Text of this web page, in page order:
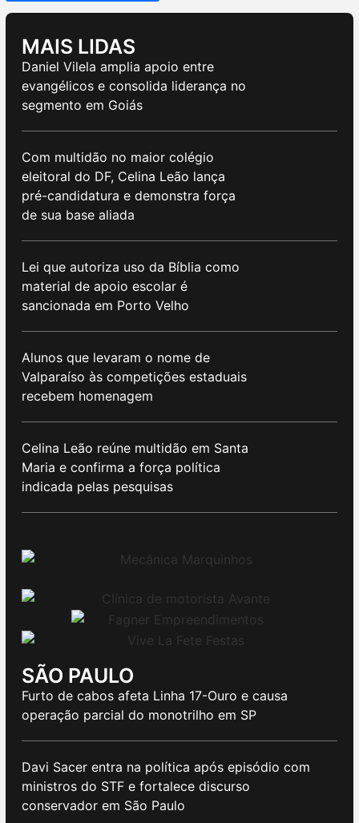
MAIS LIDAS
Daniel Vilela amplia apoio entre
evangélicos e consolida liderança no
segmento em Goiás
Com multidão no maior colégio
eleitoral do DF, Celina Leão lança
pré-candidatura e demonstra força
de sua base aliada
Lei que autoriza uso da Bíblia como
material de apoio escolar é
sancionada em Porto Velho
Alunos que levaram o nome de
Valparaíso às competições estaduais
recebem homenagem
Celina Leão reúne multidão em Santa
Maria e confirma a força política
indicada pelas pesquisas
SÃO PAULO
Furto de cabos afeta Linha 17-Ouro e causa
operação parcial do monotrilho em SP
Davi Sacer entra na política após episódio com
ministros do STF e fortalece discurso
conservador em São Paulo